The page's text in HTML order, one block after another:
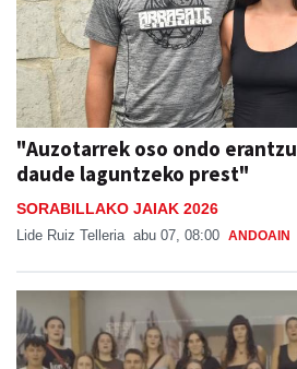
"Auzotarrek oso ondo
daude laguntzeko prest"
SORABILLAKO JAIAK 2026
Lide Ruiz Telleria abu 07, 08:00 ANDOAIN